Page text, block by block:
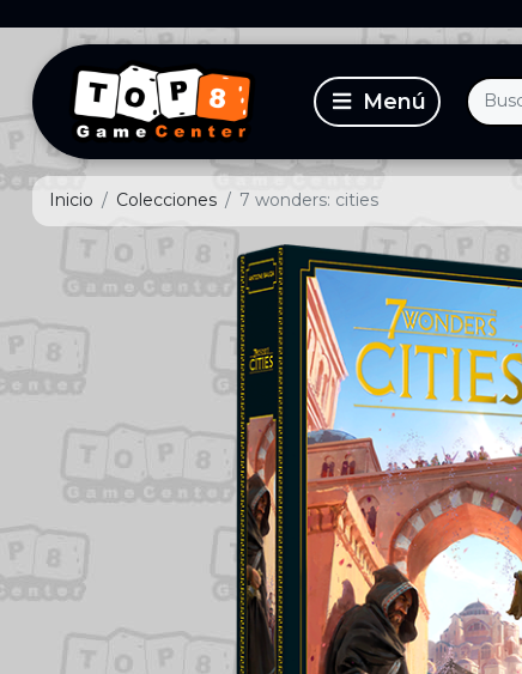
Inicio Colecciones 7 wonders: cities